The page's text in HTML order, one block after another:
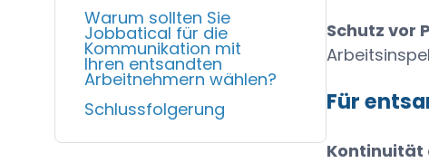
Warum sollten Sie
Jobbatical für die
Kommunikation mit
Ihren entsandten
Arbeitnehmern wählen?
Schlussfolgerung
Schutz vor
Für
Kontinuität